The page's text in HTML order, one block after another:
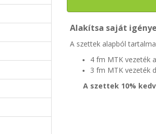
Alakítsa saját
A szettek alapból
4 fm MTK vezeték
3 fm MTK vezeték
A szettek 10%